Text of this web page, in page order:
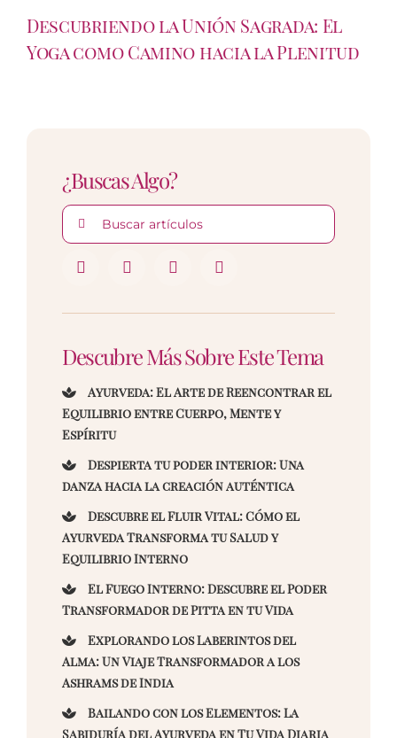
Descubriendo la Unión Sagrada: El
Yoga como Camino hacia la Plenitud
¿Buscas Algo?
Buscar:
Descubre Más Sobre Este Tema
Ayurveda: El Arte de Reencontrar el
Equilibrio entre Cuerpo, Mente y
Espíritu
Despierta tu poder interior: Una
danza hacia la creación auténtica
Descubre el Fluir Vital: Cómo el
Ayurveda Transforma tu Salud y
Equilibrio Interno
El Fuego Interno: Descubre el Poder
Transformador de Pitta en tu Vida
Explorando los Laberintos del
Alma: Un Viaje Transformador a los
Ashrams de India
Bailando con los Elementos: La
Sabiduría del Ayurveda en Tu Vida Diaria